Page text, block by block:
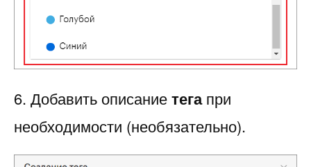
6. Добавить описаниетегапри
необходимости (необязательно).